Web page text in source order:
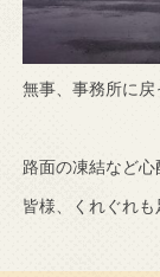
無事、事務所に戻
路面の凍結など心
皆様、くれぐれも